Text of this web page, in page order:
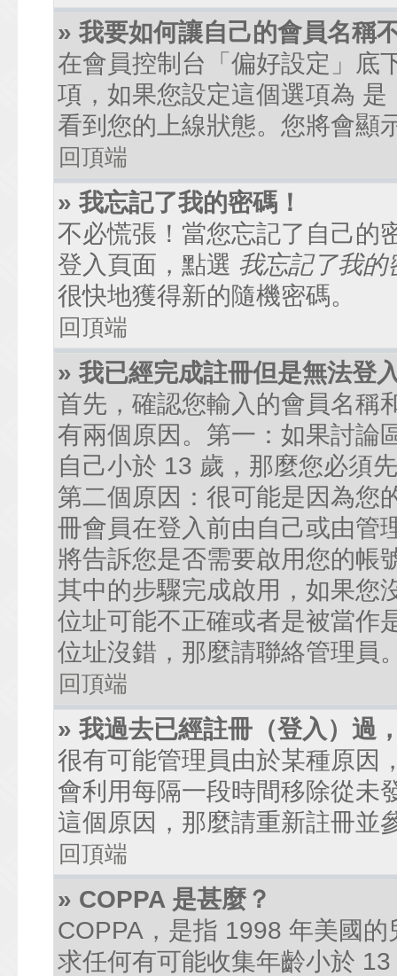
» 我要如何讓自己的會員名稱
在會員控制台「偏好設定」底
項，如果您設定這個選項為 是
看到您的上線狀態。您將會顯
回頂端
» 我忘記了我的密碼！
不必慌張！當您忘記了自己的
登入頁面，點選 我忘記了我的
很快地獲得新的隨機密碼。
回頂端
» 我已經完成註冊但是無法登
首先，確認您輸入的會員名稱
有兩個原因。第一：如果討論
自己小於 13 歲，那麼您必須
第二個原因：很可能是因為您
冊會員在登入前由自己或由管
將告訴您是否需要啟用您的帳
其中的步驟完成啟用，如果您
位址可能不正確或者是被當作
位址沒錯，那麼請聯絡管理員
回頂端
» 我過去已經註冊（登入）過
很有可能管理員由於某種原因
會利用每隔一段時間移除從未
這個原因，那麼請重新註冊並
回頂端
» COPPA 是甚麼？
COPPA，是指 1998 年美國
求任何有可能收集年齡小於